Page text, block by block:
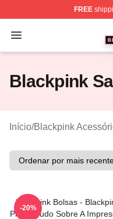
FREE
Open menu
BLACKPINK Shop
Blackpink
Início/Blackpink
Blackpink Bolsas -
Piscar Tudo Sobre A
-20%